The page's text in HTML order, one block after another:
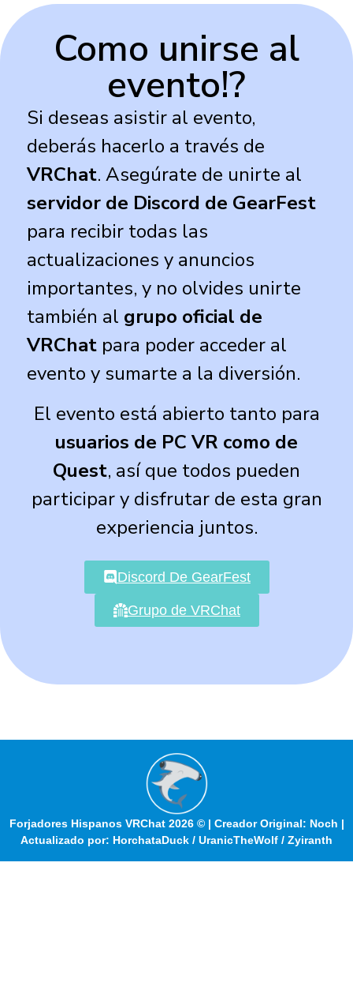
Como unirse al
evento!?
Si deseas asistir al evento,
deberás hacerlo a través de
VRChat. Asegúrate de unirte al
servidor de Discord de GearFest
para recibir todas las
actualizaciones y anuncios
importantes, y no olvides unirte
también al grupo oficial de
VRChat para poder acceder al
evento y sumarte a la diversión.
El evento está abierto tanto para
usuarios de PC VR como de
Quest, así que todos pueden
participar y disfrutar de esta gran
experiencia juntos.
Discord De GearFest
Grupo de VRChat
Forjadores Hispanos VRChat 2026 © | Creador Original: Noch |
Actualizado por: HorchataDuck / UranicTheWolf / Zyiranth